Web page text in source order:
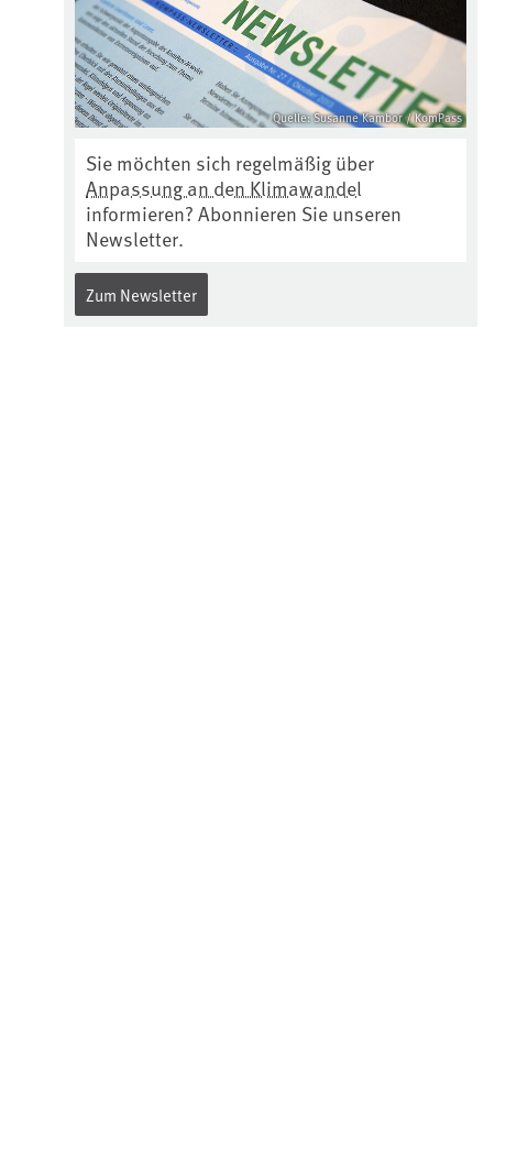
Quelle: Susanne Kambor / KomPass
Sie möchten sich regelmäßig über
Anpassung an den Klimawandel
informieren? Abonnieren Sie unseren
Newsletter.
Zum Newsletter